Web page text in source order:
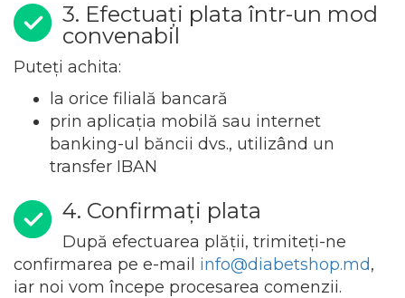
3. Efectuați plata într-un mod
convenabil
Puteți achita:
la orice filială bancară
prin aplicația mobilă sau internet
banking-ul băncii dvs., utilizând un
transfer IBAN
4. Confirmați plata
După efectuarea plății, trimiteți-ne
confirmarea pe e-mail
,
iar noi vom începe procesarea comenzii.